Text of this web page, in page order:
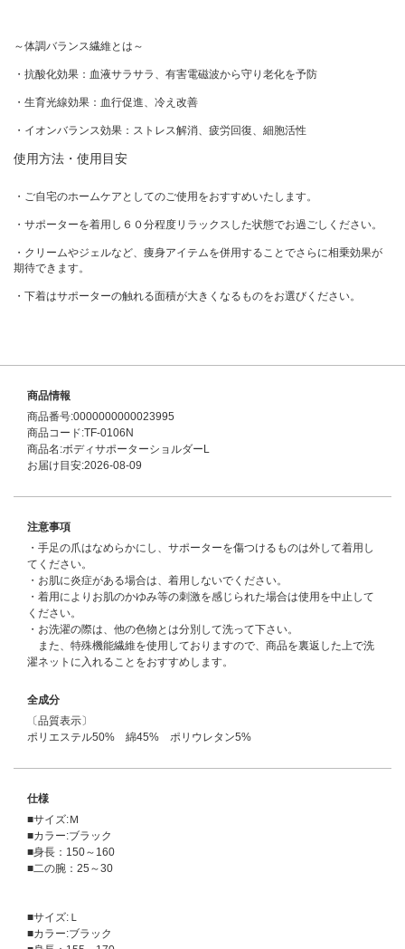
～体調バランス繊維とは～
・抗酸化効果：血液サラサラ、有害電磁波から守り老化を予防
・生育光線効果：血行促進、冷え改善
・イオンバランス効果：ストレス解消、疲労回復、細胞活性
使用方法・使用目安
・ご自宅のホームケアとしてのご使用をおすすめいたします。
・サポーターを着用し６０分程度リラックスした状態でお過ごしください。
・クリームやジェルなど、痩身アイテムを併用することでさらに相乗効果が
期待できます。
・下着はサポーターの触れる面積が大きくなるものをお選びください。
商品情報
商品番号:0000000000023995
商品コード:TF-0106N
商品名:ボディサポーターショルダーL
お届け目安:2026-08-09
注意事項
・手足の爪はなめらかにし、サポーターを傷つけるものは外して着用し
てください。
・お肌に炎症がある場合は、着用しないでください。
・着用によりお肌のかゆみ等の刺激を感じられた場合は使用を中止して
ください。
・お洗濯の際は、他の色物とは分別して洗って下さい。
また、特殊機能繊維を使用しておりますので、商品を裏返した上で洗
濯ネットに入れることをおすすめします。
全成分
〔品質表示〕
ポリエステル50% 綿45% ポリウレタン5%
仕様
■サイズ:Ｍ
■カラー:ブラック
■身長：150～160
■二の腕：25～30
■サイズ:Ｌ
■カラー:ブラック